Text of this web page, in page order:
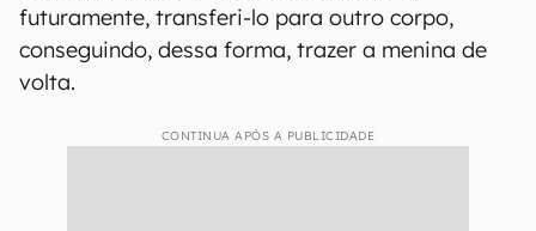
futuramente, transferi-lo para outro corpo,
conseguindo, dessa forma, trazer a menina de
volta.
CONTINUA APÓS A PUBLICIDADE